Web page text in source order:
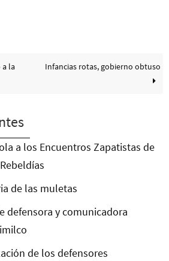
a la
Infancias rotas, gobierno obtuso
a los Encuentros Zapatistas de
de las muletas
defensora y comunicadora
de los defensores